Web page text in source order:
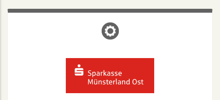
SPARKASSE MÜNSTERLAND-OST
Mo, Mi, Fr: 9-12:30
Di: 9-12:30 | 14-16:30
Do: 9-12:30 | 14-18
Beratungszeiten:
Mo-Fr: 8-18